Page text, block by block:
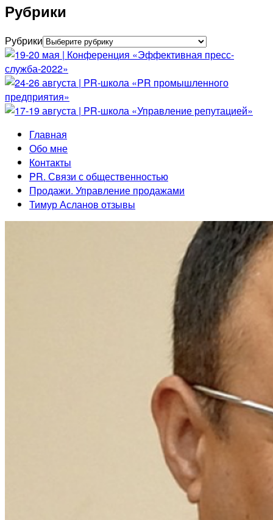
Рубрики
Рубрики
Главная
Обо мне
Контакты
PR. Связи с общественностью
Продажи. Управление продажами
Тимур Асланов отзывы